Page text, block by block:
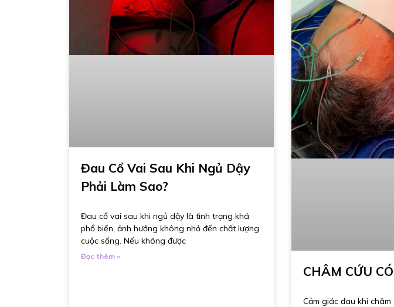
Đau Cổ Vai Sau Khi Ngủ Dậy
Phải Làm Sao?
Đau cổ vai sau khi ngủ dậy là tình trạng khá
phổ biến, ảnh hưởng không nhỏ đến chất lượng
cuộc sống. Nếu không được
Đọc thêm »
CHÂM CỨU
Cảm giác đau khi